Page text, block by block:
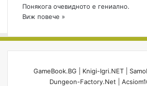
Понякога очевидното е гениално.
Виж повече »
GameBook.BG Knigi-Igri.NET
Dungeon-Factory.Net